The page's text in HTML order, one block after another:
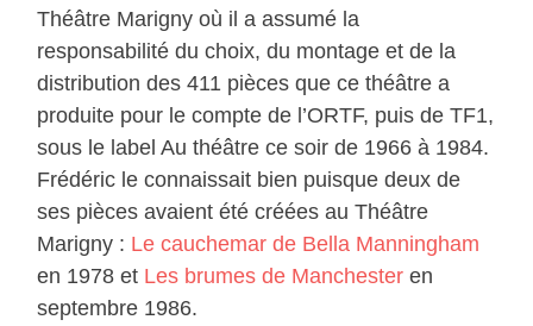
Théâtre Marigny où il a assumé la
responsabilité du choix, du montage et de la
distribution des 411 pièces que ce théâtre a
produite pour le compte de l’ORTF, puis de TF1,
sous le label Au théâtre ce soir de 1966 à 1984.
Frédéric le connaissait bien puisque deux de
ses pièces avaient été créées au Théâtre
Marigny : Le cauchemar de Bella Manningham
en 1978 et Les brumes de Manchester en
septembre 1986.